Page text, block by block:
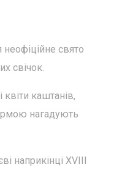
свято
свічок.
каштанів,
нагадують
наприкінці XVIII